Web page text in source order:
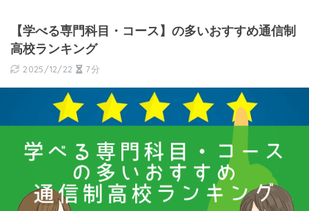
【学べる専門科目・コース】の多いおすすめ通信制
高校ランキング
2025/12/22 7分